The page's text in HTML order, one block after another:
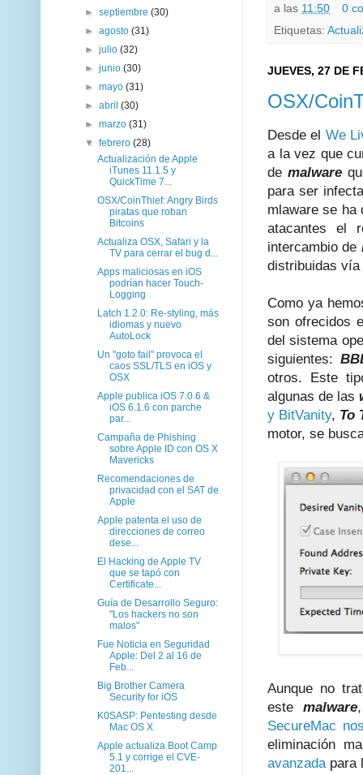
a las 11:50
0
Etiquetas:
JUEVES, 27 DE
OSX/
Desde el We
a la vez que
demalware
para ser
mlaware se ha
atacantes el
intercambio de
distribuidas vía
Como ya
son ofrecidos
del sistema
siguientes:
otros. Este
algunas de las
y BitVanity, To
motor, se
Aunque no
estemalware
SecureMac
eliminación
avanzada para
►septiembre(30)
►agosto(31)
►julio(32)
►junio(30)
►mayo(31)
►abril(30)
►marzo(31)
▼febrero(28)
Actualización de Apple
iTunes 11.1.5 y
QuickTime 7...
OSX/CoinThief: Angry Birds
piratas que roban
Bitcoins
Actualiza OSX, Safari y la
TV para cerrar el bug d...
Apps maliciosas en iOS
podrían hacer Touch-
Logging
Latch 1.2.0: Re-styling, más
idiomas y nuevo
AutoLock
Un "goto fail" provoca el
caos SSL/TLS en iOS y
OSX
Apple publica iOS 7.0.6 &
iOS 6.1.6 con parche
par...
Campaña de Phishing
sobre Apple ID con OS X
Mavericks
Recomendaciones de
privacidad con el SAT de
Apple
Apple patenta el uso de
direcciones de correo
dese...
El Hacking de Apple TV
que se tapó con
Certificate...
Guía de Desarrollo Seguro:
"Los hackers no son
malos"
Fue Noticia en Seguridad
Apple: Del 2 al 16 de
Feb...
Big Brother Camera
Security for iOS
K0SASP: Pentesting desde
Mac OS X
Apple actualiza Boot Camp
5.1 y corrige el CVE-
201...